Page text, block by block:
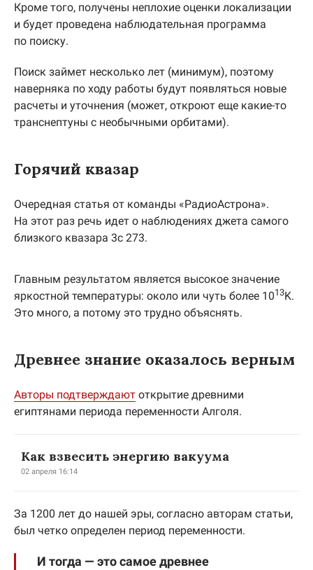
Кроме того, получены неплохие оценки локализации
и будет проведена наблюдательная программа
по поиску.
Поиск займет несколько лет (минимум), поэтому
наверняка по ходу работы будут появляться новые
расчеты и уточнения (может, откроют еще какие-то
транснептуны с необычными орбитами).
Горячий квазар
Очередная статья от команды «РадиоАстрона».
На этот раз речь идет о наблюдениях джета самого
близкого квазара 3с 273.
Главным результатом является высокое значение
яркостной температуры: около или чуть более 1013K.
Это много, а потому это трудно объяснять.
Древнее знание оказалось верным
Авторы подтверждают открытие древними
египтянами периода переменности Алголя.
Как взвесить энергию вакуума
02 апреля 16:14
За 1200 лет до нашей эры, согласно авторам статьи,
был четко определен период переменности.
И тогда — это самое древнее